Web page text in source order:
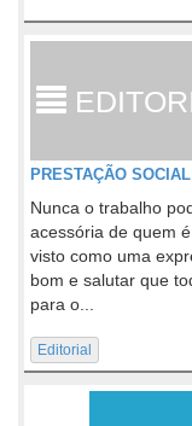
PRESTAÇÃO
Nunca o trabalho
acessória de quem
visto como uma
bom e salutar que
para o...
Editorial